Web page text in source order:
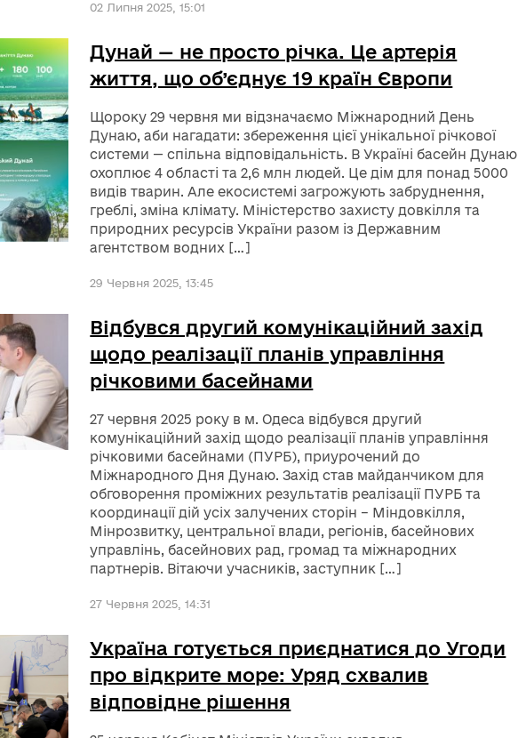
02 Липня 2025, 15:01
Дунай — не просто річка. Це артерія
життя, що об’єднує 19 країн Європи
Щороку 29 червня ми відзначаємо Міжнародний День
Дунаю, аби нагадати: збереження цієї унікальної річкової
системи — спільна відповідальність. В Україні басейн Дунаю
охоплює 4 області та 2,6 млн людей. Це дім для понад 5000
видів тварин. Але екосистемі загрожують забруднення,
греблі, зміна клімату. Міністерство захисту довкілля та
природних ресурсів України разом із Державним
агентством водних […]
29 Червня 2025, 13:45
Відбувся другий комунікаційний захід
щодо реалізації планів управління
річковими басейнами
27 червня 2025 року в м. Одеса відбувся другий
комунікаційний захід щодо реалізації планів управління
річковими басейнами (ПУРБ), приурочений до
Міжнародного Дня Дунаю. Захід став майданчиком для
обговорення проміжних результатів реалізації ПУРБ та
координації дій усіх залучених сторін – Міндовкілля,
Мінрозвитку, центральної влади, регіонів, басейнових
управлінь, басейнових рад, громад та міжнародних
партнерів. Вітаючи учасників, заступник […]
27 Червня 2025, 14:31
Україна готується приєднатися до Угоди
про відкрите море: Уряд схвалив
відповідне рішення